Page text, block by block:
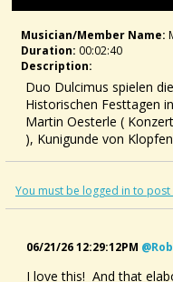
Musician/member Name:
Duration: 00:02:40
Description:
Duo Dulcimus spielen
Historischen Festtagen
Martin Oesterle (
), Kunigunde von
bis hin zum späten
des Scheitholts,
wurde. Das Instrument
Stimmung leicht zu
ersten Siedlern
You must be logged in to
06/21/26 12:29:12PM
I love this! And that